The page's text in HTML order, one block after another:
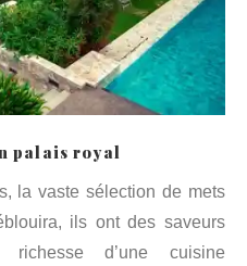
palais royal
la vaste sélection de mets
ils ont des saveurs
d’une cuisine